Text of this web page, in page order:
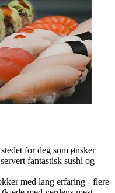
for deg som ønsker
fantastisk sushi og
med lang erfaring - flere